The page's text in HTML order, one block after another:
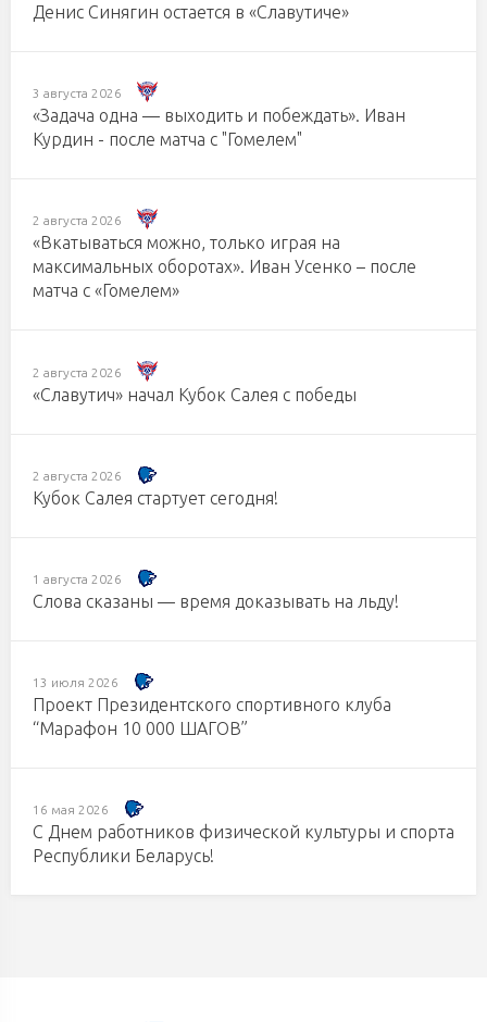
Денис Синягин остается в «Славутиче»
3 августа 2026
«Задача одна — выходить и побеждать». Иван
Курдин - после матча с "Гомелем"
2 августа 2026
«Вкатываться можно, только играя на
максимальных оборотах». Иван Усенко – после
матча с «Гомелем»
2 августа 2026
«Славутич» начал Кубок Салея с победы
2 августа 2026
Кубок Салея стартует сегодня!
1 августа 2026
Слова сказаны — время доказывать на льду!
13 июля 2026
Проект Президентского спортивного клуба
“Марафон 10 000 ШАГОВ”
16 мая 2026
С Днем работников физической культуры и спорта
Республики Беларусь!